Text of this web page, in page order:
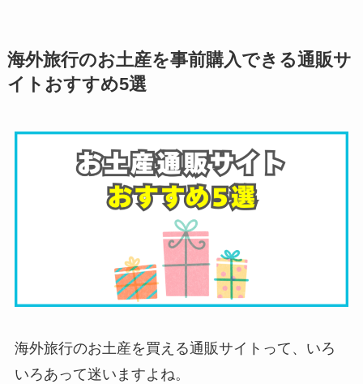
海外旅行のお土産を事前購入できる通販サ
イトおすすめ5選
海外旅行のお土産を買える通販サイトって、いろ
いろあって迷いますよね。